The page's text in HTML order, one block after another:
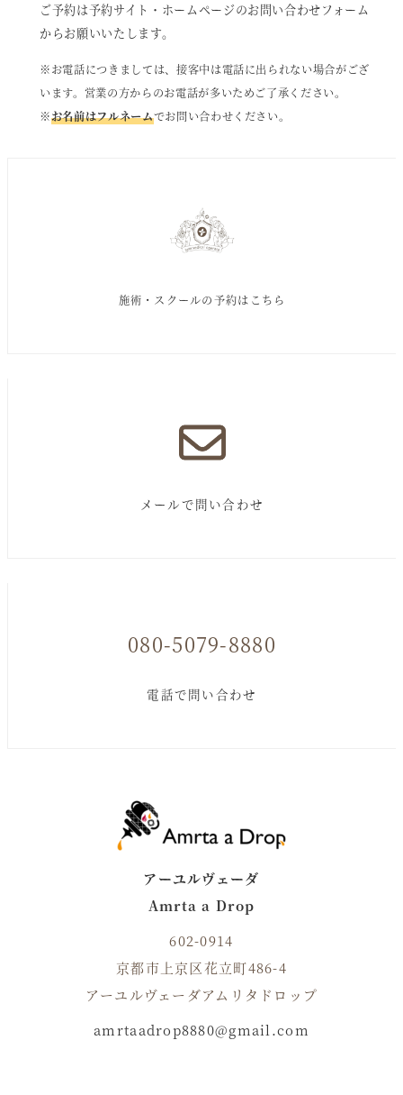
ご予約は予約サイト・ホームページのお問い合わせフォーム
からお願いいたします。
※お電話につきましては、接客中は電話に出られない場合がござ
います。営業の方からのお電話が多いためご了承ください。
※お名前はフルネームでお問い合わせください。
施術・スクールの予約はこちら
メールで問い合わせ
080-5079-8880
電話で問い合わせ
アーユルヴェーダ
Amrta a Drop
602-0914
京都市上京区花立町486-4
アーユルヴェーダアムリタドロップ
amrtaadrop8880@gmail.com